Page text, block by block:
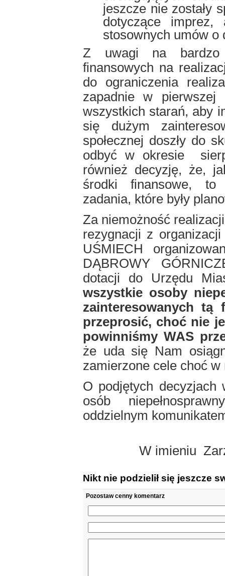
jeszcze nie zostały
dotyczące
stosownych umów o
Z uwagi na bardzo
finansowych na
do ograniczenia
zapadnie w pierwszej
wszystkich starań, aby
się dużym
społecznej doszły do
odbyć w okresie
również decyzję, że,
środki finansowe, to
zadania, które były
Za niemożność
rezygnacji z
UŚMIECH
DĄBROWY
dotacji do Urzędu
wszystkie osoby
zainteresowanych tą
przeprosić, choć nie
powinniśmy WAS
że uda się Nam
zamierzone cele choć
O podjętych
osób
oddzielnym
W imieniu
Nikt nie podzielił się jeszcze
Pozostaw cenny komentarz